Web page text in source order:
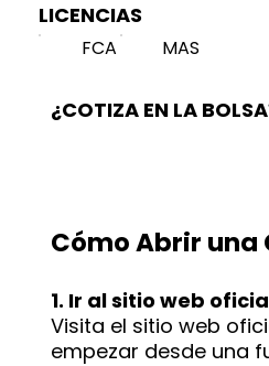
LICENCIAS
FCA MAS
¿COTIZA EN LA
Cómo Abrir una
1. Ir al sitio web
Visita el sitio web
empezar desde una